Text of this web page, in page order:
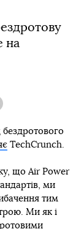
на
Viber
бездротового
TechCrunch.
що Air Power
ми
тим
Ми як і